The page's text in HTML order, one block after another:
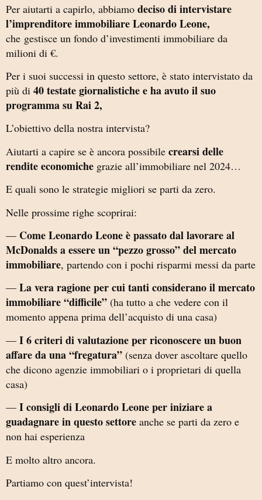
Per aiutarti a capirlo, abbiamo deciso di intervistare
l’imprenditore immobiliare Leonardo Leone,
che gestisce un fondo d’investimenti immobiliare da
milioni di €.
Per i suoi successi in questo settore, è stato intervistato da
più di 40 testate giornalistiche e ha avuto il suo
programma su Rai 2,
L’obiettivo della nostra intervista?
Aiutarti a capire se è ancora possibile crearsi delle
rendite economiche grazie all’immobiliare nel 2024…
E quali sono le strategie migliori se parti da zero.
Nelle prossime righe scoprirai:
— Come Leonardo Leone è passato dal lavorare al
McDonalds a essere un “pezzo grosso” del mercato
immobiliare, partendo con i pochi risparmi messi da parte
— La vera ragione per cui tanti considerano il mercato
immobiliare “difficile” (ha tutto a che vedere con il
momento appena prima dell’acquisto di una casa)
— I 6 criteri di valutazione per riconoscere un buon
affare da una “fregatura” (senza dover ascoltare quello
che dicono agenzie immobiliari o i proprietari di quella
casa)
— I consigli di Leonardo Leone per iniziare a
guadagnare in questo settore anche se parti da zero e
non hai esperienza
E molto altro ancora.
Partiamo con quest’intervista!